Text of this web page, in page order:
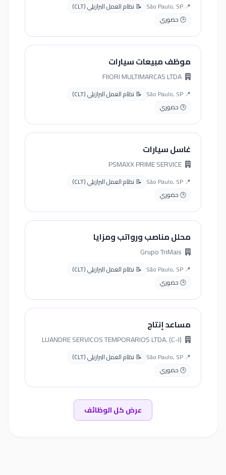
📍 São Paulo, SP
📝 نظام العمل البرازيلي (CLT)
🕒 حضوري
موظف مبيعات سيارات
📍 São Paulo, SP
📝 نظام العمل البرازيلي (CLT)
🕒 حضوري
غاسل سيارات
📍 São Paulo, SP
📝 نظام العمل البرازيلي (CLT)
🕒 حضوري
محلل مناصب ورواتب ومزايا
📍 São Paulo, SP
📝 نظام العمل البرازيلي (CLT)
🕒 حضوري
مساعد إنتاج
📍 São Paulo, SP
📝 نظام العمل البرازيلي (CLT)
🕒 حضوري
عرض كل الوظائف